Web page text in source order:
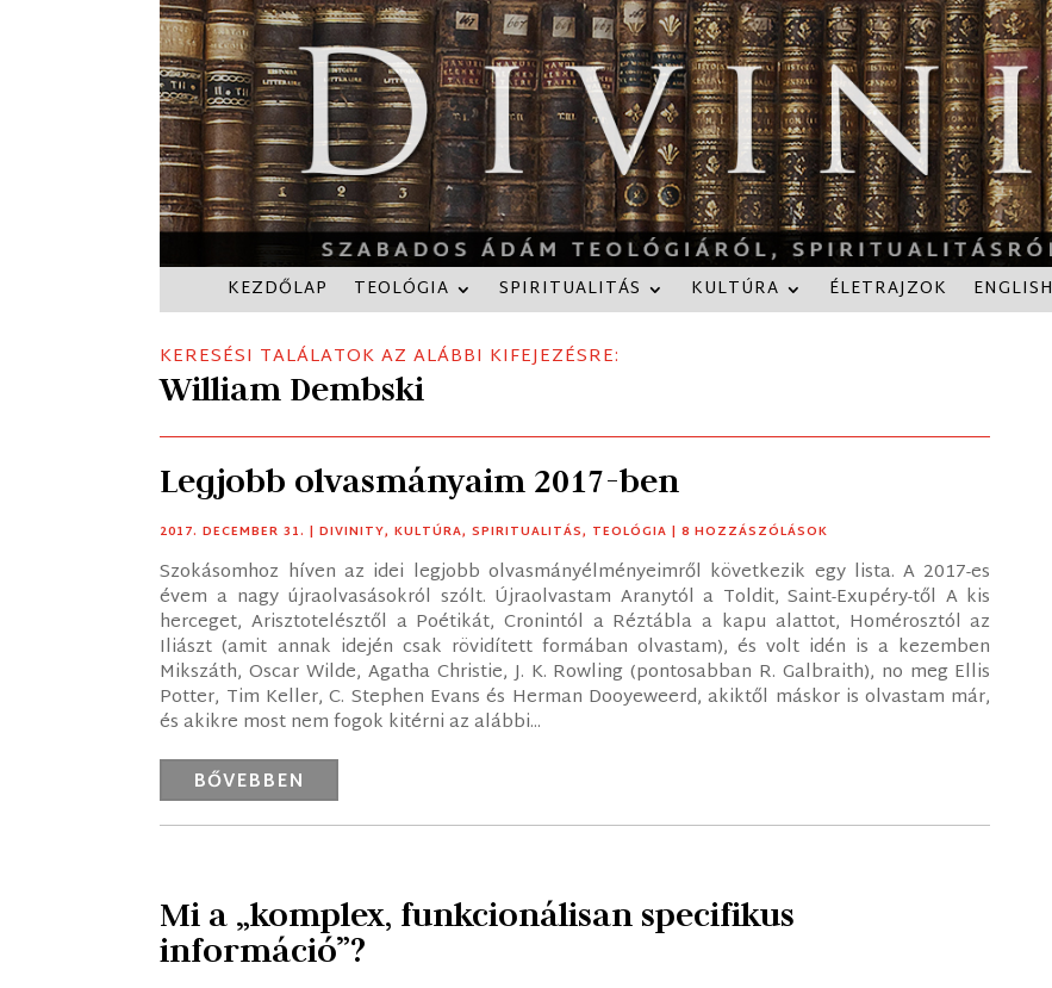
KEZDŐLAP TEOLÓGIA SPIRITUALITÁS KULTÚRA ÉLETRAJZOK ENGLISH
KERESÉSI TALÁLATOK AZ ALÁBBI KIFEJEZÉSRE:
William Dembski
Legjobb olvasmányaim 2017-ben
2017. DECEMBER 31. |DIVINITY,KULTÚRA,SPIRITUALITÁS, TEOLÓGIA | 8 HOZZÁSZÓLÁSOK
Szokásomhoz híven az idei legjobb olvasmányélményeimről következik egy lista. A 2017-es
évem a nagy újraolvasásokról szólt. Újraolvastam Aranytól a Toldit, Saint-Exupéry-től A kis
herceget, Arisztotelésztől a Poétikát, Cronintól a Réztábla a kapu alattot, Homérosztól az
Iliászt (amit annak idején csak rövidített formában olvastam), és volt idén is a kezemben
Mikszáth, Oscar Wilde, Agatha Christie, J. K. Rowling (pontosabban R. Galbraith), no meg Ellis
Potter, Tim Keller, C. Stephen Evans és Herman Dooyeweerd, akiktől máskor is olvastam már,
és akikre most nem fogok kitérni az alábbi...
BŐVEBBEN
Mi a „komplex, funkcionálisan specifikus
információ”?